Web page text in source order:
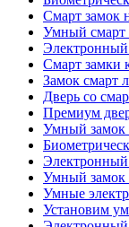
Смарт замок
Умный смарт
Электронный
Смарт замки
Замок смарт
Дверь со
Премиум
Умный замок
Электронный
Умный замок
Умные
Установим